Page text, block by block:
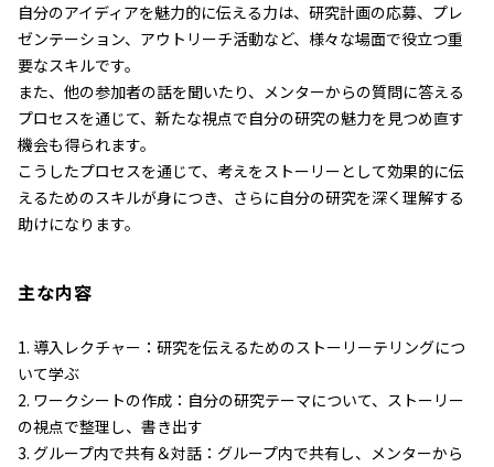
自分のアイディアを魅力的に伝える力は、研究計画の応募、プレ
ゼンテーション、アウトリーチ活動など、様々な場面で役立つ重
要なスキルです。
また、他の参加者の話を聞いたり、メンターからの質問に答える
プロセスを通じて、新たな視点で自分の研究の魅力を見つめ直す
機会も得られます。
こうしたプロセスを通じて、考えをストーリーとして効果的に伝
えるためのスキルが身につき、さらに自分の研究を深く理解する
助けになります。
主な内容
1. 導入レクチャー：研究を伝えるためのストーリーテリングにつ
いて学ぶ
2. ワークシートの作成：自分の研究テーマについて、ストーリー
の視点で整理し、書き出す
3. グループ内で共有＆対話：グループ内で共有し、メンターから